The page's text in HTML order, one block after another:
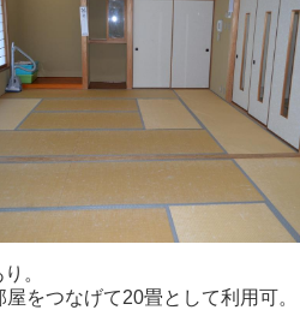
。
屋をつなげて20畳として利用可。